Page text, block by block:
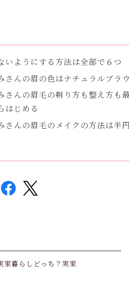
いようにする方法は全部で６つ
さんの眉の色はナチュラルブラ
さんの眉毛の剃り方も整え方も
はじめる
さんの眉毛のメイクの方法は半
家暮らしどっち？実家